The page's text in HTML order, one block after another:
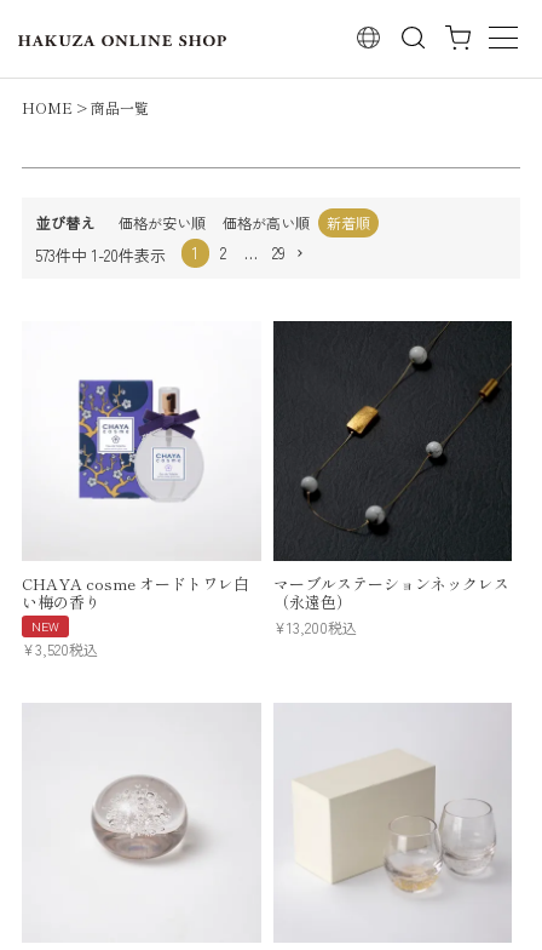
検索
HOME 商品一覧
キーワードヒット順
並び替え 価格が安い順 価格が高い順 新着順
573件中 1-20件表示 1 2 … 29
CHAYA cosme オードトワレ白
い梅の香り
NEW
¥3,520税込
マーブルステーションネックレス
（永遠色）
¥13,200税込